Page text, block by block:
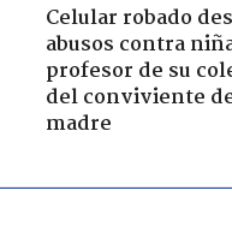
Celular robado
abusos contra
profesor de su
del conviviente
madre